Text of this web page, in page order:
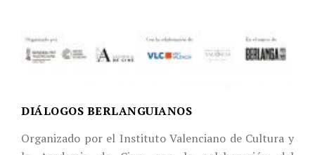
DIÁLOGOS BERLANGUIANOS
Organizado por el Instituto Valenciano de Cultura y